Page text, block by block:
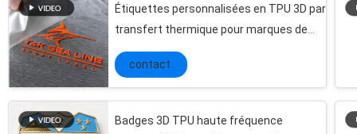
Étiquettes personnalisées en TPU 3D par
transfert thermique pour marques de
vêtements de sport
contact
Badges 3D TPU haute fréquence
Le matériel 100 Shinny les labels en caoutchouc de soudure à chaud de corrections du silicone 3D pour l'habillement
Corde élastique de cordon de techniques tressées, OEM extensible de ficelle de bracelet/ODM